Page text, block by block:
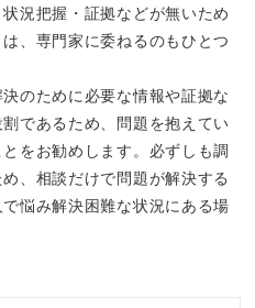
況把握・証拠などが無いため
、専門家に委ねるのもひとつ
のために必要な情報や証拠な
であるため、問題を抱えてい
をお勧めします。必ずしも調
、相談だけで問題が解決する
悩み解決困難な状況にある場